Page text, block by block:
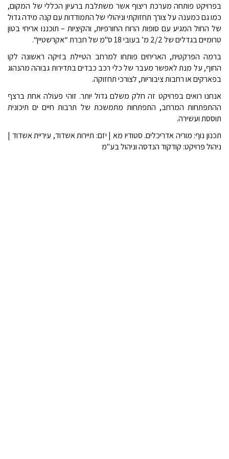
בפרויקט פותחה מערכת ריצוף אשר משתלבת ברעיון הכללי של המקום,
כמו גם כמענה על צורך תחזוקתי וניהולי של התמודדות עם קנה מידה גדול
של החול המגיע עם סופות הרוח החורפיות, והקיציות – תוכננו אריחי בטון
טרומיים בגדלים של 2/2 מ’ בעובי 18 ס"מ של חברת “אקרשטיין“.
ברמה הפרקטית, האריחים פותחו למרחב הטיילת בזיקה ראשונה לקו
החוף, על מנת לאפשר מעבר של כלי רכב כבדים בתדירות גבוהה מהנהוג
בפארקים או רחבות ציבוריות, לצורכי תחזוקה.
אנחנו רואים בפרויקט זה חלק משלם גדול יותר. זוהי פעולה אחת ברצף
ההתפתחות המרחב, התפתחות מתמשכת של תרבות חיים ים תיכונית
תוססת ועשירה.
תכנון נוף: מוריה אדריכלים. סטודיו מא | יזם: תיירות אשדוד, עיריית אשדוד |
ניהול פרויקט: קודקוד הנדסה וניהול בע"מ